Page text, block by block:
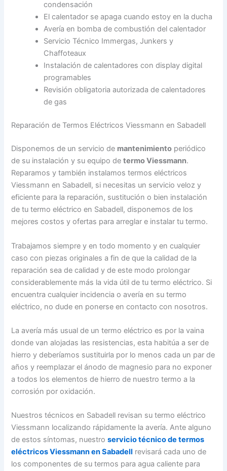
condensación
El calentador se apaga cuando estoy en la ducha
Avería en bomba de combustión del calentador
Servicio Técnico Immergas, Junkers y
Chaffoteaux
Instalación de calentadores con display digital
programables
Revisión obligatoria autorizada de calentadores
de gas
Reparación de Termos Eléctricos Viessmann en Sabadell
Disponemos de un servicio de mantenimiento periódico
de su instalación y su equipo determo Viessmann.
Reparamos y también instalamos termos eléctricos
Viessmann en Sabadell, si necesitas un servicio veloz y
eficiente para la reparación, sustitución o bien instalación
de tu termo eléctrico en Sabadell, disponemos de los
mejores costos y ofertas para arreglar e instalar tu termo.
Trabajamos siempre y en todo momento y en cualquier
caso con piezas originales a fin de que la calidad de la
reparación sea de calidad y de este modo prolongar
considerablemente más la vida útil de tu termo eléctrico. Si
encuentra cualquier incidencia o avería en su termo
eléctrico, no dude en ponerse en contacto con nosotros.
La avería más usual de un termo eléctrico es por la vaina
donde van alojadas las resistencias, esta habitúa a ser de
hierro y deberíamos sustituirla por lo menos cada un par de
años y reemplazar el ánodo de magnesio para no exponer
a todos los elementos de hierro de nuestro termo a la
corrosión por oxidación.
Nuestros técnicos en Sabadell revisan su termo eléctrico
Viessmann localizando rápidamente la avería. Ante alguno
de estos síntomas, nuestroservicio técnico de termos
eléctricos Viessmann en Sabadell revisará cada uno de
los componentes de su termos para agua caliente para